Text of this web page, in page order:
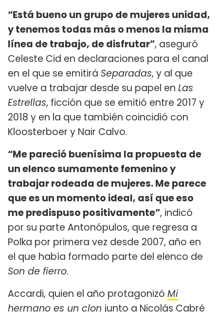
“Está bueno un grupo de mujeres unidad,
y tenemos todas más o menos la misma
línea de trabajo, de disfrutar”, aseguró
Celeste Cid en declaraciones para el canal
en el que se emitirá Separadas, y al que
vuelve a trabajar desde su papel en Las
Estrellas, ficción que se emitió entre 2017 y
2018 y en la que también coincidió con
Kloosterboer y Nair Calvo.
“Me pareció buenísima la propuesta de
un elenco sumamente femenino y
trabajar rodeada de mujeres. Me parece
que es un momento ideal, así que eso
me predispuso positivamente”, indicó
por su parte Antonópulos, que regresa a
Polka por primera vez desde 2007, año en
el que había formado parte del elenco de
Son de fierro.
Accardi, quien el año protagonizó Mi
hermano es un clon junto a Nicolás Cabré